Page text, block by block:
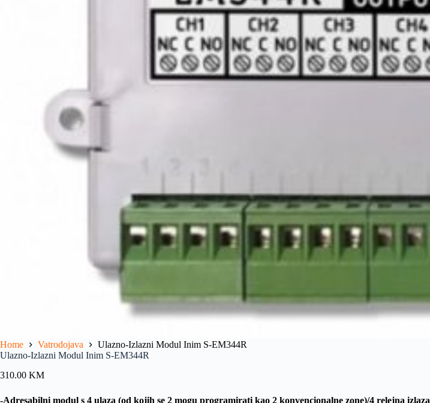
Home Vatrodojava
Ulazno-Izlazni Modul Inim S-EM344R
Ulazno-Izlazni Modul Inim S-EM344R
310.00 KM
-Adresabilni modul s 4 ulaza (od kojih se 2 mogu programirati kao 2 konvencionalne zone)/4 relejna izlaza